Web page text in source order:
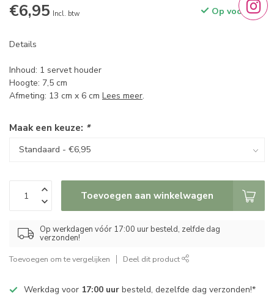
€6,95 Incl. btw Op voorraad
Details
Inhoud: 1 servet houder
Hoogte: 7,5 cm
Afmeting: 13 cm x 6 cm Lees meer.
Maak een keuze: *
Toevoegen aan winkelwagen
Op werkdagen vóór 17:00 uur besteld, zelfde dag
verzonden!
Toevoegen om te vergelijken Deel dit product
Werkdag voor 17:00 uur besteld, dezelfde dag verzonden!*